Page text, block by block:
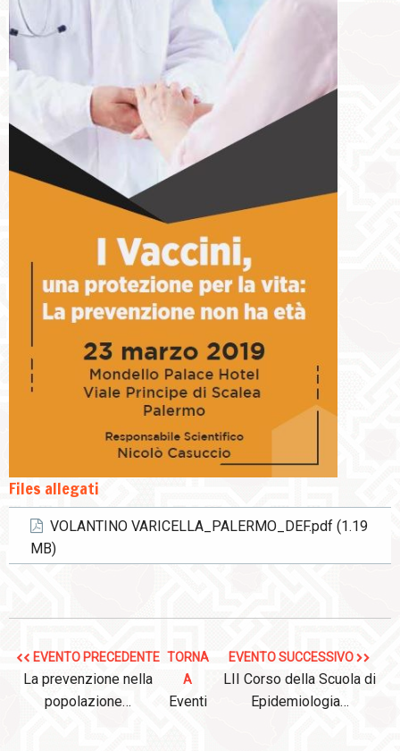
Files allegati
VOLANTINO VARICELLA_PALERMO_DEF.pdf (1.19
MB)
EVENTO PRECEDENTE
La prevenzione nella
popolazione…
TORNA
A
Eventi
EVENTO SUCCESSIVO
LII Corso della Scuola di
Epidemiologia…